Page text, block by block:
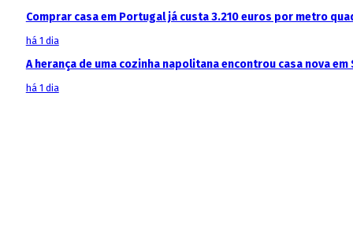
Comprar casa em Portugal já custa 3.210 euros por metro
há 1 dia
A herança de uma cozinha napolitana encontrou casa nova em
há 1 dia